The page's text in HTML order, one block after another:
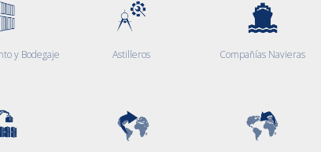
y Bodegaje Astilleros Compañías Navieras